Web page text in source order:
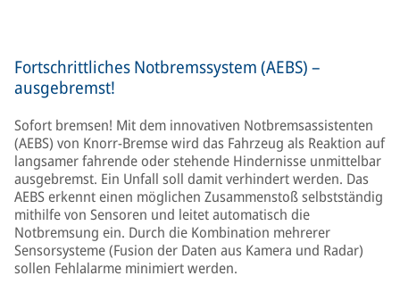
Fortschrittliches Notbremssystem (AEBS) –
ausgebremst!
Sofort bremsen! Mit dem innovativen Notbremsassistenten
(AEBS) von Knorr-Bremse wird das Fahrzeug als Reaktion auf
langsamer fahrende oder stehende Hindernisse unmittelbar
ausgebremst. Ein Unfall soll damit verhindert werden. Das
AEBS erkennt einen möglichen Zusammenstoß selbstständig
mithilfe von Sensoren und leitet automatisch die
Notbremsung ein. Durch die Kombination mehrerer
Sensorsysteme (Fusion der Daten aus Kamera und Radar)
sollen Fehlalarme minimiert werden.